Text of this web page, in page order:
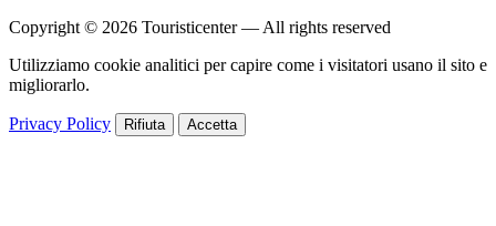
Copyright © 2026 Touristicenter — All rights reserved
Utilizziamo cookie analitici per capire come i visitatori usano il sito e
migliorarlo.
Privacy Policy Rifiuta Accetta